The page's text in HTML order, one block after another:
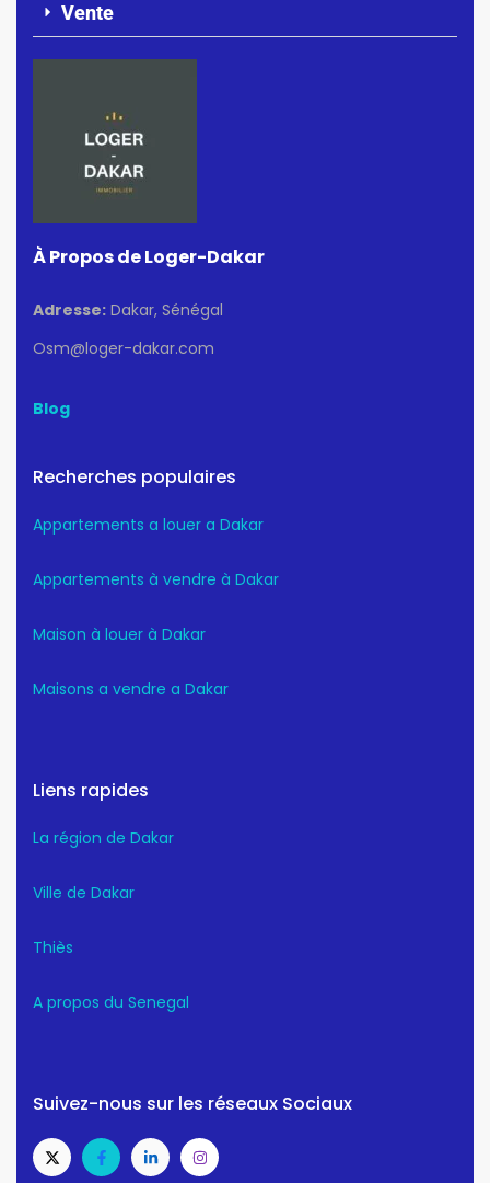
Vente
À Propos de Loger-Dakar
Adresse: Dakar, Sénégal
Osm@loger-dakar.com
Blog
Recherches populaires
Appartements a louer a Dakar
Appartements à vendre à Dakar
Maison à louer à Dakar
Maisons a vendre a Dakar
Liens rapides
La région de Dakar
Ville de Dakar
Thiès
A propos du Senegal
Suivez-nous sur les réseaux Sociaux